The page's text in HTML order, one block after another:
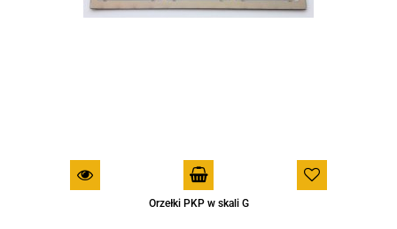
Orzełki PKP w skali G